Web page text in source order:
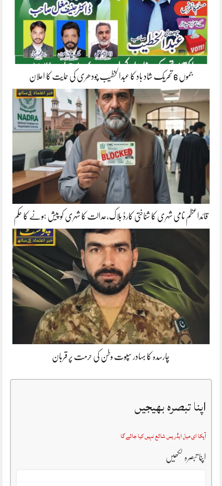
جموں 6 تحریک شاد باد کا عبدالخطیب چودھری کی حمایت کا اعلان
قائداعظم نامی شہری کا شناختی کارڈ بلاک،عدالت کا شہری کو پیش ہونے کا حکم
چارسدہ کا بہادر سپوت وطن کی حرمت پر قربان
اپنا تبصرہ بھیجیں
آپکا ای میل ایڈریس شائع نہیں کیا جائے گا
اپنا تبصرہ لکھیں